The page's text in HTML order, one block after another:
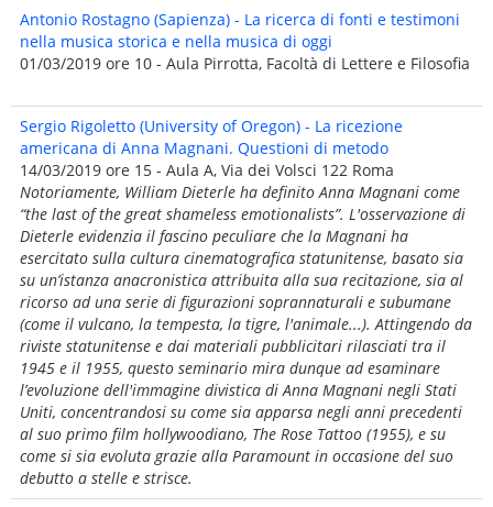
Antonio Rostagno (Sapienza) - La ricerca di fonti e testimoni
nella musica storica e nella musica di oggi
01/03/2019 ore 10 - Aula Pirrotta, Facoltà di Lettere e Filosofia
Sergio Rigoletto (University of Oregon) - La ricezione
americana di Anna Magnani. Questioni di metodo
14/03/2019 ore 15 - Aula A, Via dei Volsci 122 Roma
Notoriamente, William Dieterle ha definito Anna Magnani come
“the last of the great shameless emotionalists”. L'osservazione di
Dieterle evidenzia il fascino peculiare che la Magnani ha
esercitato sulla cultura cinematografica statunitense, basato sia
su un’istanza anacronistica attribuita alla sua recitazione, sia al
ricorso ad una serie di figurazioni soprannaturali e subumane
(come il vulcano, la tempesta, la tigre, l'animale...). Attingendo da
riviste statunitense e dai materiali pubblicitari rilasciati tra il
1945 e il 1955, questo seminario mira dunque ad esaminare
l’evoluzione dell'immagine divistica di Anna Magnani negli Stati
Uniti, concentrandosi su come sia apparsa negli anni precedenti
al suo primo film hollywoodiano, The Rose Tattoo (1955), e su
come si sia evoluta grazie alla Paramount in occasione del suo
debutto a stelle e strisce.